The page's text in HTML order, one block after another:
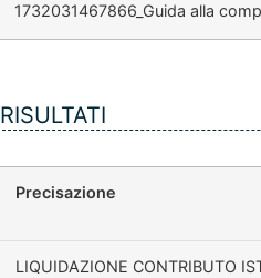
1732031467866_Guida alla
RISULTATI
Precisazione
LIQUIDAZIONE CONTRIBUTO